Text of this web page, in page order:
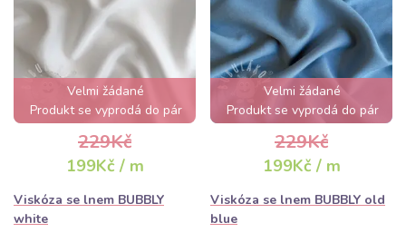
Velmi žádané
Produkt se vyprodá do pár
hodin
229Kč
199Kč / m
Viskóza se lnem BUBBLY
white
Velmi žádané
Produkt se vyprodá do pár
hodin
229Kč
199Kč / m
Viskóza se lnem BUBBLY old
blue